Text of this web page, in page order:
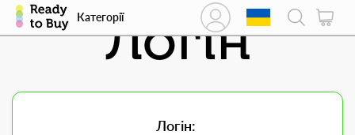
КатегоріїЛогін
Логін: